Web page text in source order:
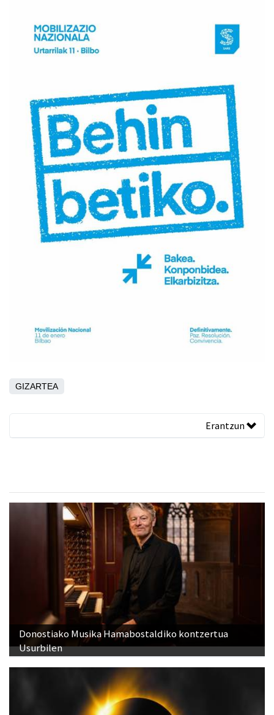
GIZARTEA
Erantzun
Donostiako Musika Hamabostaldiko kontzertua
Usurbilen